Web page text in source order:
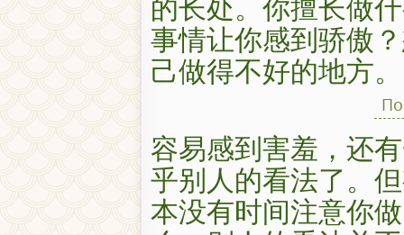
事情让你感到骄傲
己做得不好的地方。
容易感到害羞，还
乎别人的看法了。
本没有时间注意你